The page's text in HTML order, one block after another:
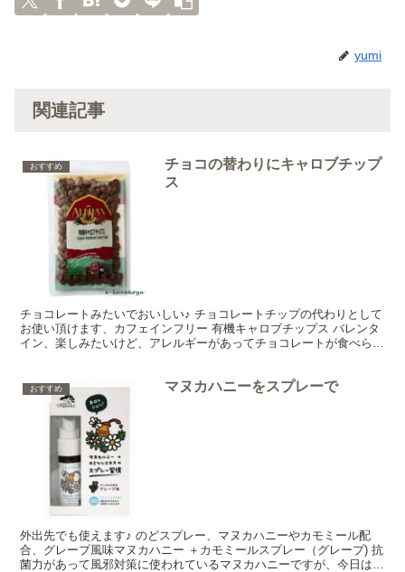
yumi
関連記事
おすすめ
チョコの替わりにキャロブチップ
ス
チョコレートみたいでおいしい♪ チョコレートチップの代わりとして
お使い頂けます、カフェインフリー 有機キャロブチップス バレンタ
イン、楽しみたいけど、アレルギーがあってチョコレートが食べられ
おすすめ マヌカハニーをスプレーで
外出先でも使えます♪ のどスプレー、マヌカハニーやカモミール配
合、グレープ風味マヌカハニー ＋カモミールスプレー（グレープ) 抗
菌力があって風邪対策に使われているマヌカハニーですが、今日はマ